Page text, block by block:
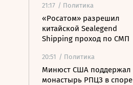
21:17 / Политика
«Росатом» разрешил
китайской Sealegend
Shipping проход по СМП
20:51 / Политика
Минюст США поддержал
монастырь РПЦЗ в споре